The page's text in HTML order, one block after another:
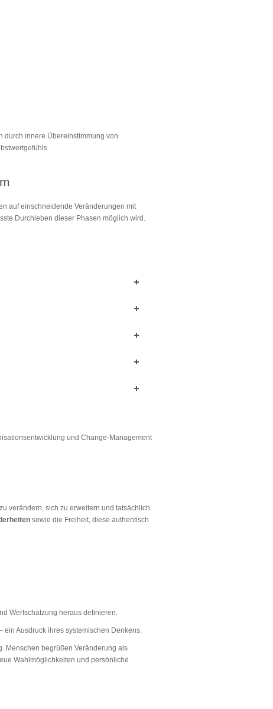
durch innere Übereinstimmung von
auf einschneidende Veränderungen mit
Durchleben dieser Phasen möglich wird.
und Change-Management
verändern, sich zu erweitern und tatsächlich
sowie die Freiheit, diese authentisch
Wertschätzung heraus definieren.
ein Ausdruck ihres systemischen Denkens.
Menschen begrüßen Veränderung als
Wahlmöglichkeiten und persönliche